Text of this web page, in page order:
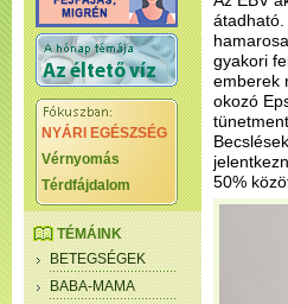
NYÁRI EGÉSZSÉG
Vérnyomás
Térdfájdalom
TÉMÁINK
BETEGSÉGEK
BABA-MAMA
átadható.
gyakori
emberek
okozó
50%